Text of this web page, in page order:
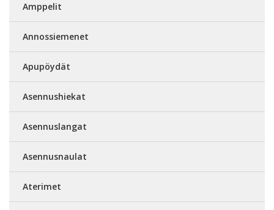
Amppelit
Annossiemenet
Apupöydät
Asennushiekat
Asennuslangat
Asennusnaulat
Aterimet